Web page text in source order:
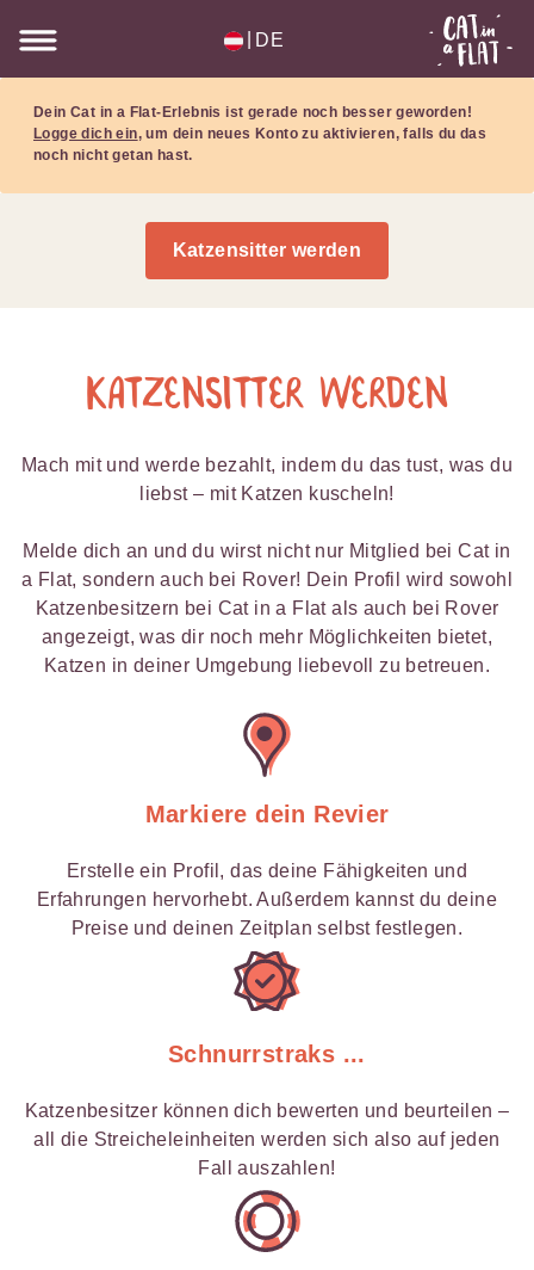
DE
Dein Cat in a Flat-Erlebnis ist gerade noch besser geworden!
Logge dich ein, um dein neues Konto zu aktivieren, falls du das
noch nicht getan hast.
Katzensitter werden
Katzensitter werden
Mach mit und werde bezahlt, indem du das tust, was du
liebst – mit Katzen kuscheln!
Melde dich an und du wirst nicht nur Mitglied bei Cat in
a Flat, sondern auch bei Rover! Dein Profil wird sowohl
Katzenbesitzern bei Cat in a Flat als auch bei Rover
angezeigt, was dir noch mehr Möglichkeiten bietet,
Katzen in deiner Umgebung liebevoll zu betreuen.
Markiere dein Revier
Erstelle ein Profil, das deine Fähigkeiten und
Erfahrungen hervorhebt. Außerdem kannst du deine
Preise und deinen Zeitplan selbst festlegen.
Schnurrstraks ...
Katzenbesitzer können dich bewerten und beurteilen –
all die Streicheleinheiten werden sich also auf jeden
Fall auszahlen!